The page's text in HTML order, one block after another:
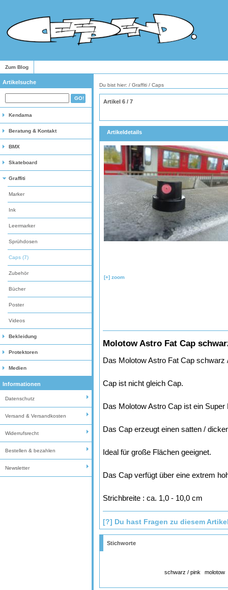
Zum Blog
Artikelsuche
Kendama
Beratung & Kontakt
BMX
Skateboard
Graffiti
Marker
Ink
Leermarker
Sprühdosen
Caps (7)
Zubehör
Bücher
Poster
Videos
Bekleidung
Protektoren
Medien
Informationen
Datenschutz
Versand & Versandkosten
Widerrufsrecht
Bestellen & bezahlen
Newsletter
Du bist hier: / Graffiti / Caps
Artikel 6 / 7
Artikeldetails
[+] zoom
Molotow Astro Fat Cap
Das Molotow Astro Fat Cap schwarz
Cap ist nicht gleich Cap.
Das Molotow Astro Cap ist ein Super
Das Cap erzeugt einen satten /
Ideal für große Flächen geeignet.
Das Cap verfügt über eine extrem
Strichbreite : ca. 1,0 - 10,0 cm
[?] Du hast Fragen zu diesem
Stichworte
schwarz / pink molotow